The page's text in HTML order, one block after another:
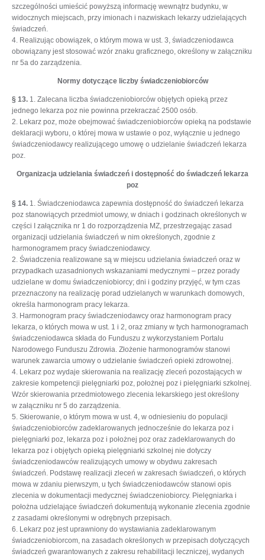
szczególności umieścić powyższą informację wewnątrz budynku, w
widocznych miejscach, przy imionach i nazwiskach lekarzy udzielających
świadczeń.
4. Realizując obowiązek, o którym mowa w ust. 3, świadczeniodawca
obowiązany jest stosować wzór znaku graficznego, określony w załączniku
nr 5a do zarządzenia.
Normy dotyczące liczby świadczeniobiorców
§ 13. 1. Zalecana liczba świadczeniobiorców objętych opieką przez
jednego lekarza poz nie powinna przekraczać 2500 osób.
2. Lekarz poz, może obejmować świadczeniobiorców opieką na podstawie
deklaracji wyboru, o której mowa w ustawie o poz, wyłącznie u jednego
świadczeniodawcy realizującego umowę o udzielanie świadczeń lekarza
poz.
Organizacja udzielania świadczeń i dostępność do świadczeń lekarza
poz
§ 14. 1. Świadczeniodawca zapewnia dostępność do świadczeń lekarza
poz stanowiących przedmiot umowy, w dniach i godzinach określonych w
części I załącznika nr 1 do rozporządzenia MZ, przestrzegając zasad
organizacji udzielania świadczeń w nim określonych, zgodnie z
harmonogramem pracy świadczeniodawcy.
2. Świadczenia realizowane są w miejscu udzielania świadczeń oraz w
przypadkach uzasadnionych wskazaniami medycznymi – przez porady
udzielane w domu świadczeniobiorcy; dni i godziny przyjęć, w tym czas
przeznaczony na realizację porad udzielanych w warunkach domowych,
określa harmonogram pracy lekarza.
3. Harmonogram pracy świadczeniodawcy oraz harmonogram pracy
lekarza, o których mowa w ust. 1 i 2, oraz zmiany w tych harmonogramach
świadczeniodawca składa do Funduszu z wykorzystaniem Portalu
Narodowego Funduszu Zdrowia. Złożenie harmonogramów stanowi
warunek zawarcia umowy o udzielanie świadczeń opieki zdrowotnej.
4. Lekarz poz wydaje skierowania na realizację zleceń pozostających w
zakresie kompetencji pielęgniarki poz, położnej poz i pielęgniarki szkolnej.
Wzór skierowania przedmiotowego zlecenia lekarskiego jest określony
w załączniku nr 5 do zarządzenia.
5. Skierowanie, o którym mowa w ust. 4, w odniesieniu do populacji
świadczeniobiorców zadeklarowanych jednocześnie do lekarza poz i
pielęgniarki poz, lekarza poz i położnej poz oraz zadeklarowanych do
lekarza poz i objętych opieką pielęgniarki szkolnej nie dotyczy
świadczeniodawców realizujących umowy w obydwu zakresach
świadczeń. Podstawę realizacji zleceń w zakresach świadczeń, o których
mowa w zdaniu pierwszym, u tych świadczeniodawców stanowi opis
zlecenia w dokumentacji medycznej świadczeniobiorcy. Pielęgniarka i
położna udzielające świadczeń dokumentują wykonanie zlecenia zgodnie
z zasadami określonymi w odrębnych przepisach.
6. Lekarz poz jest uprawniony do wystawiania zadeklarowanym
świadczeniobiorcom, na zasadach określonych w przepisach dotyczących
świadczeń gwarantowanych z zakresu rehabilitacji leczniczej, wydanych